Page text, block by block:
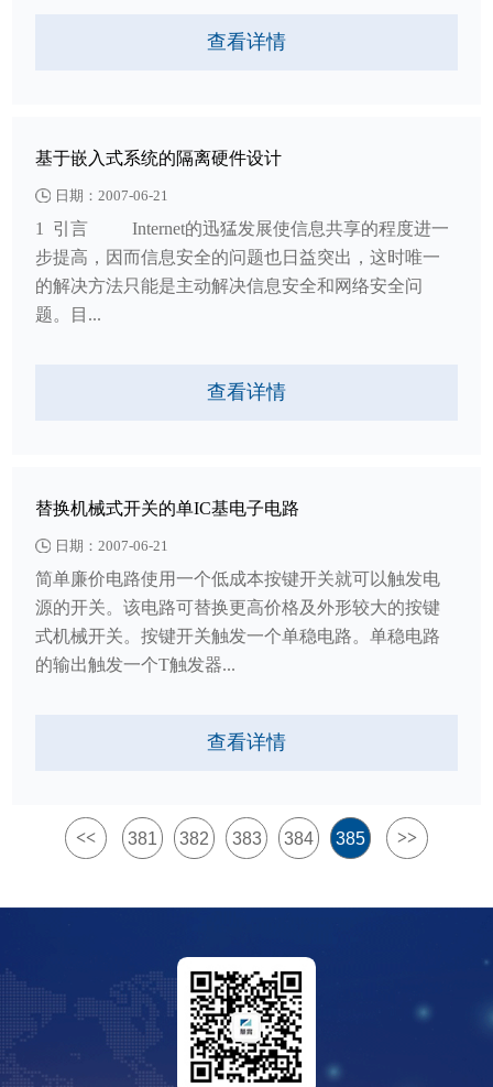
查看详情
基于嵌入式系统的隔离硬件设计
日期：2007-06-21
1 引言 Internet的迅猛发展使信息共享的程度进一
步提高，因而信息安全的问题也日益突出，这时唯一
的解决方法只能是主动解决信息安全和网络安全问
题。目...
查看详情
替换机械式开关的单IC基电子电路
日期：2007-06-21
简单廉价电路使用一个低成本按键开关就可以触发电
源的开关。该电路可替换更高价格及外形较大的按键
式机械开关。按键开关触发一个单稳电路。单稳电路
的输出触发一个T触发器...
查看详情
<< 381 382 383 384 385 >>